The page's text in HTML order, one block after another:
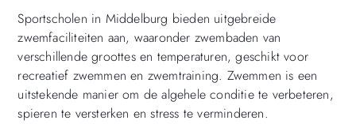
Sportscholen in Middelburg bieden uitgebreide
zwemfaciliteiten aan, waaronder zwembaden van
verschillende groottes en temperaturen, geschikt voor
recreatief zwemmen en zwemtraining. Zwemmen is een
uitstekende manier om de algehele conditie te verbeteren,
spieren te versterken en stress te verminderen.